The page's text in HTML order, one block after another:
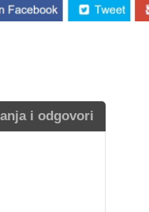
i odgovori